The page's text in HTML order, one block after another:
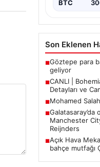
BTC
Son Eklenen
■Göztepe para
geliyor
■CANLI |
Detayları ve
■Mohamed
■Galatasaray’da
Manchester
Reijnders
■Açık Hava
bahçe mutfağı